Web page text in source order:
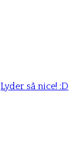
Lyder så nice! :D